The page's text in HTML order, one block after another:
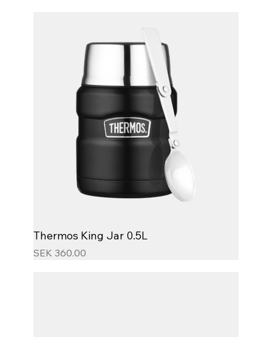
Thermos King Jar 0.5L
Price
SEK 360.00